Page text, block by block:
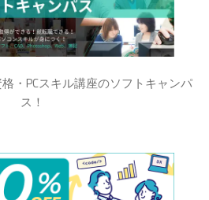
・PCスキル講座のソフトキャンパ
ス！